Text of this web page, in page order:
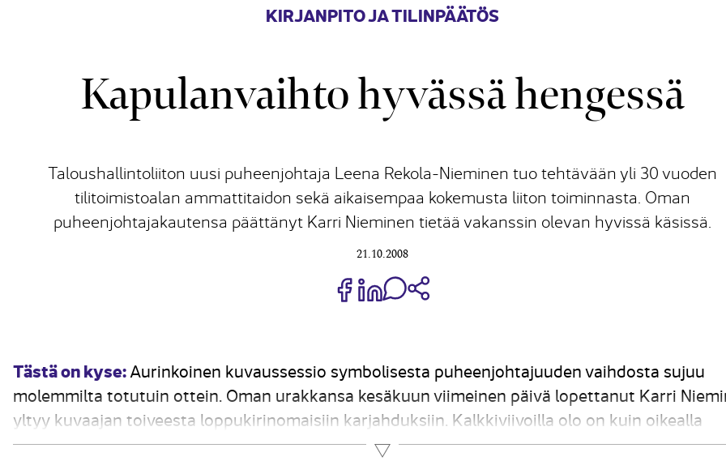
KIRJANPITO JA TILINPÄÄTÖS
Kapulanvaihto hyvässä hengessä
Taloushallintoliiton uusi puheenjohtaja Leena Rekola-Nieminen tuo tehtävään yli 30 vuoden
tilitoimistoalan ammattitaidon sekä aikaisempaa kokemusta liiton toiminnasta. Oman
puheenjohtajakautensa päättänyt Karri Nieminen tietää vakanssin olevan hyvissä käsissä.
21.10.2008
Jaa Share on Facebook
Jaa Share on LinkedIn
Jaa WhatsApp-viestinä
Tästä on kyse:Aurinkoinen kuvaussessio symbolisesta puheenjohtajuuden vaihdosta sujuu
molemmilta totutuin ottein. Oman urakkansa kesäkuun viimeinen päivä lopettanut Karri
yltyy kuvaajan toiveesta loppukirinomaisiin karjahduksiin. Kalkkiviivoilla olo on kuin oikealla
urheilijalla suuren kilpailun jälkeen. – Tunnelmat ovat kieltämättä haikeat. Kyseessä oli kerta
Lue lisää